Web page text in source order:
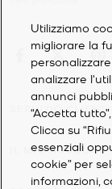
SERVIZIO CLIENTI
IL MIO ACCOUNT
Utilizziamo
migliorare la
analizzare
annunci
“Accetta
Clicca su
essenziali
cookie” per
informazioni,